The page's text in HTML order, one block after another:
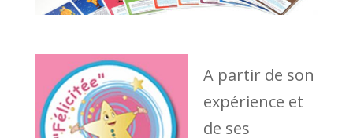
A partir de son
expérience et
de ses